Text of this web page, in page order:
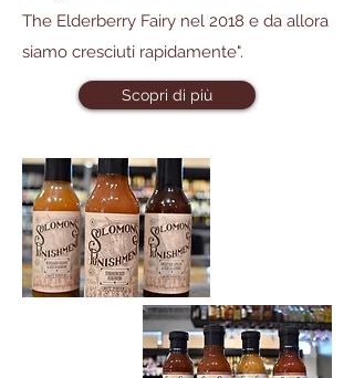
The Elderberry Fairy nel 2018 e da allora
siamo cresciuti rapidamente".
Scopri di più